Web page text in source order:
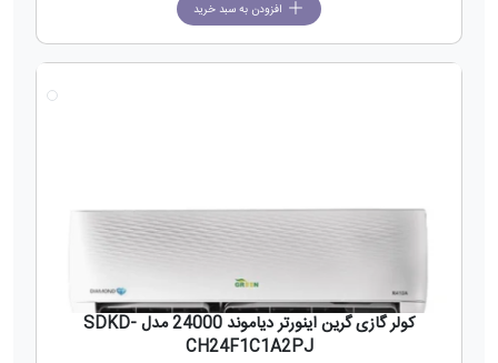
افزودن به سبد خرید
کولر گازی گرین اینورتر دیاموند 24000 مدل SDKD-
CH24F1C1A2PJ